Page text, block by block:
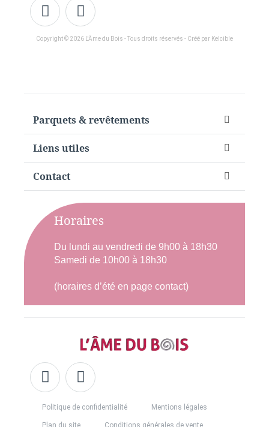
Copyright © 2026 L'Âme du Bois - Tous droits réservés - Créé par Kelcible
Parquets & revêtements
Liens utiles
Contact
Horaires
Du lundi au vendredi de 9h00 à 18h30
Samedi de 10h00 à 18h30
(horaires d’été en page contact)
Politique de confidentialité Mentions légales
Plan du site Conditions générales de vente